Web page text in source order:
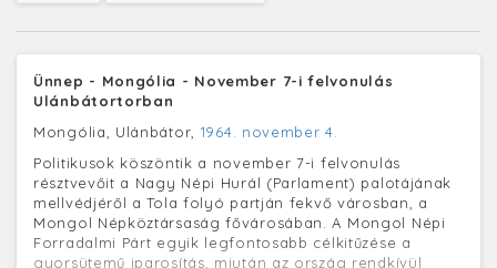
Ünnep - Mongólia - November 7-i felvonulás
Ulánbátortorban
Mongólia, Ulánbátor, 1964. november 4.
Politikusok köszöntik a november 7-i felvonulás
résztvevőit a Nagy Népi Hurál (Parlament) palotájának
mellvédjéről a Tola folyó partján fekvő városban, a
Mongol Népköztársaság fővárosában. A Mongol Népi
Forradalmi Párt egyik legfontosabb célkitűzése a
gyorsütemű iparosítás, miután az ország rendkívül